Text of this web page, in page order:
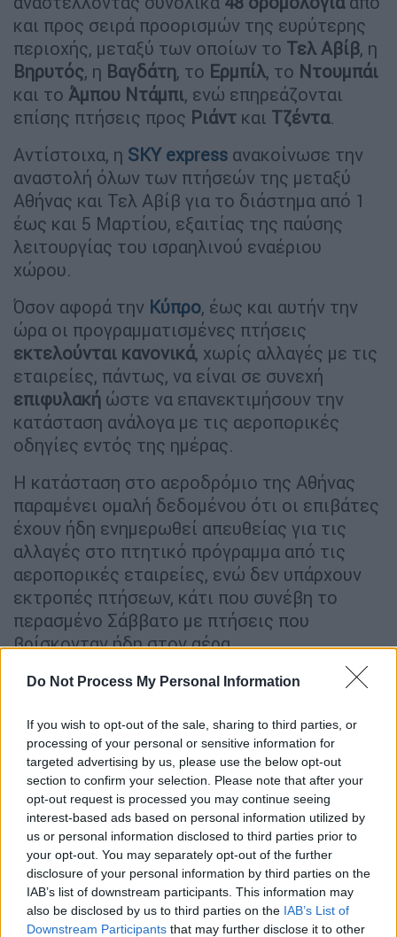
Do Not Process My Personal Information
If you wish to opt-out of the sale, sharing to third parties, or
processing of your personal or sensitive information for
targeted advertising by us, please use the below opt-out
section to confirm your selection. Please note that after your
opt-out request is processed you may continue seeing
interest-based ads based on personal information utilized by
us or personal information disclosed to third parties prior to
your opt-out. You may separately opt-out of the further
disclosure of your personal information by third parties on the
IAB’s list of downstream participants. This information may
also be disclosed by us to third parties on the IAB’s List of
Downstream Participants that may further disclose it to other
και προς σειρά προορισμών της ευρύτερης
περιοχής, μεταξύ των οποίων το Τελ Αβίβ, η
Βηρυτός, η Βαγδάτη, το Ερμπίλ, το Ντουμπάι
και το Άμπου Ντάμπι, ενώ επηρεάζονται
επίσης πτήσεις προς Ριάντ και Τζέντα.
Αντίστοιχα, η SKY express ανακοίνωσε την
αναστολή όλων των πτήσεών της μεταξύ
Αθήνας και Τελ Αβίβ για το διάστημα από 1
έως και 5 Μαρτίου, εξαιτίας της παύσης
λειτουργίας του ισραηλινού εναέριου
χώρου.
Όσον αφορά την Κύπρο, έως και αυτήν την
ώρα οι προγραμματισμένες πτήσεις
εκτελούνται κανονικά, χωρίς αλλαγές με τις
εταιρείες, πάντως, να είναι σε συνεχή
επιφυλακή ώστε να επανεκτιμήσουν την
κατάσταση ανάλογα με τις αεροπορικές
οδηγίες εντός της ημέρας.
Η κατάσταση στο αεροδρόμιο της Αθήνας
παραμένει ομαλή δεδομένου ότι οι επιβάτες
έχουν ήδη ενημερωθεί απευθείας για τις
αλλαγές στο πτητικό πρόγραμμα από τις
αεροπορικές εταιρείες, ενώ δεν υπάρχουν
εκτροπές πτήσεων, κάτι που συνέβη το
περασμένο Σάββατο με πτήσεις που
βρίσκονταν ήδη στον αέρα.
Υπενθυμίζεται ότι η AEGEAN έχει
παρακάτω πτήσεων:
Ημερομηνία
Αριθμός
πτήσης
Από Προς
28/2/2026 A3966 Αθήνα Ερμπίλ
28/2/2026 Α3 926 Αθήνα Τελ Αβίβ